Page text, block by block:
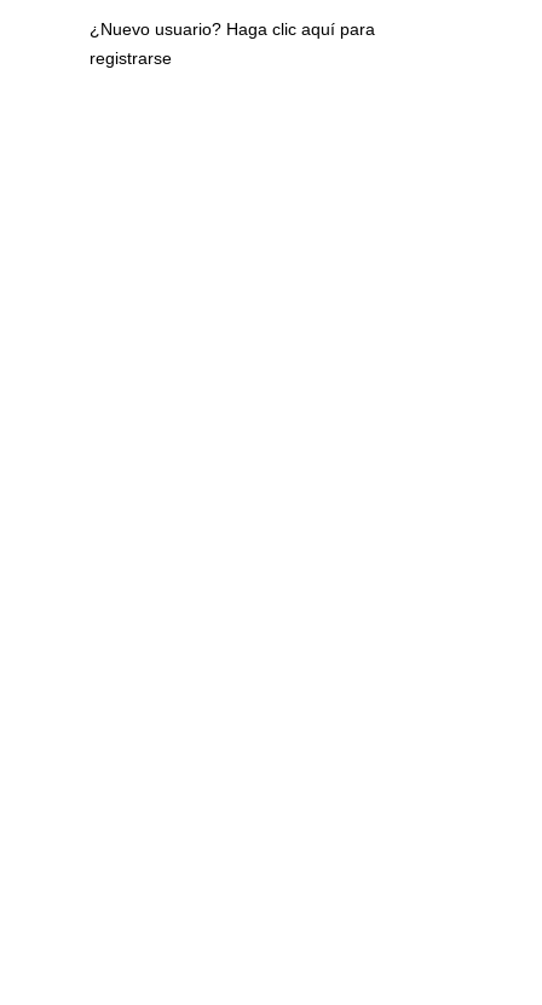
¿Nuevo usuario? Haga clic aquí para
registrarse